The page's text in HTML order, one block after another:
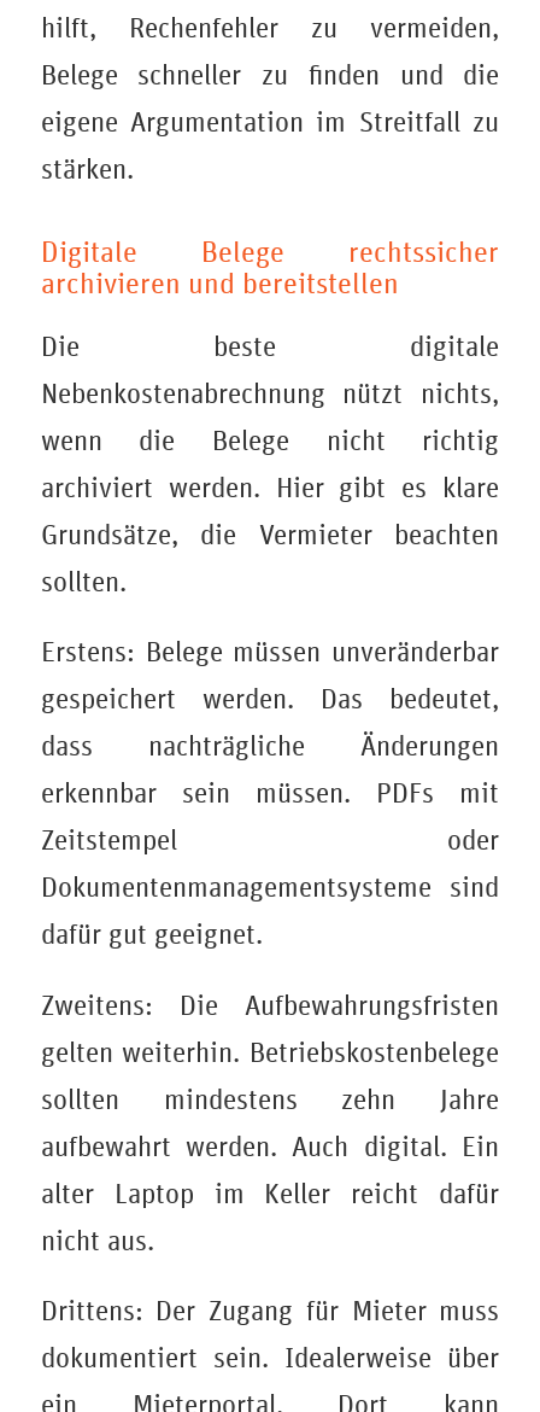
hilft, Rechenfehler zu vermeiden,
Belege schneller zu finden und die
eigene Argumentation im Streitfall zu
stärken.
Digitale Belege rechtssicher
archivieren und bereitstellen
Die beste digitale
Nebenkostenabrechnung nützt nichts,
wenn die Belege nicht richtig
archiviert werden. Hier gibt es klare
Grundsätze, die Vermieter beachten
sollten.
Erstens: Belege müssen unveränderbar
gespeichert werden. Das bedeutet,
dass nachträgliche Änderungen
erkennbar sein müssen. PDFs mit
Zeitstempel oder
Dokumentenmanagementsysteme sind
dafür gut geeignet.
Zweitens: Die Aufbewahrungsfristen
gelten weiterhin. Betriebskostenbelege
sollten mindestens zehn Jahre
aufbewahrt werden. Auch digital. Ein
alter Laptop im Keller reicht dafür
nicht aus.
Drittens: Der Zugang für Mieter muss
dokumentiert sein. Idealerweise über